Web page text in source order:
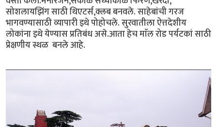
सोशलायझिंग साठी थिएटर्स,क्लब बनवले. साहेबांची गरज
भागवण्यासाठी व्यापारी इथे पोहोचले. सुरवातीला ऐत्तदेशीय
लोकांना इथे येण्यास प्रतिबंध असे.आता हेच माॅल रोड पर्यटकां साठी
प्रेक्षणीय स्थळ बनले आहे.